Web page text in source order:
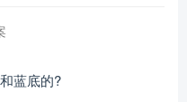
蓝底的?